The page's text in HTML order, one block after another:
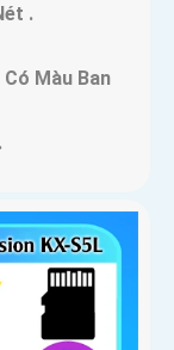
.
Màu Ban